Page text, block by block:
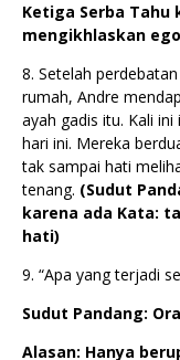
Ketiga Serba Tahu
mengikhlaskan
8. Setelah
rumah, Andre
ayah gadis itu. Kali
hari ini. Mereka
tak sampai hati
tenang. (Sudut
karena ada Kata:
hati)
9. “Apa yang terjadi
Sudut Pandang:
Alasan: Hanya